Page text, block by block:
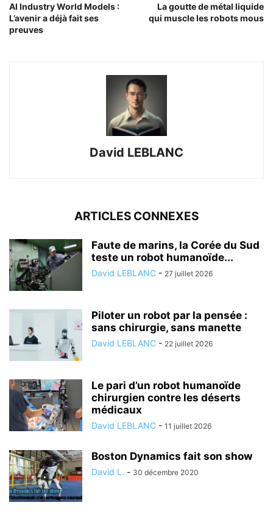
AI Industry World Models :
L’avenir a déjà fait ses
preuves
La goutte de métal liquide
qui muscle les robots mous
David LEBLANC
ARTICLES CONNEXES
Faute de marins, la Corée du Sud
teste un robot humanoïde...
David LEBLANC - 27 juillet 2026
Piloter un robot par la pensée :
sans chirurgie, sans manette
David LEBLANC - 22 juillet 2026
Le pari d’un robot humanoïde
chirurgien contre les déserts
médicaux
David LEBLANC - 11 juillet 2026
Boston Dynamics fait son show
David L. - 30 décembre 2020